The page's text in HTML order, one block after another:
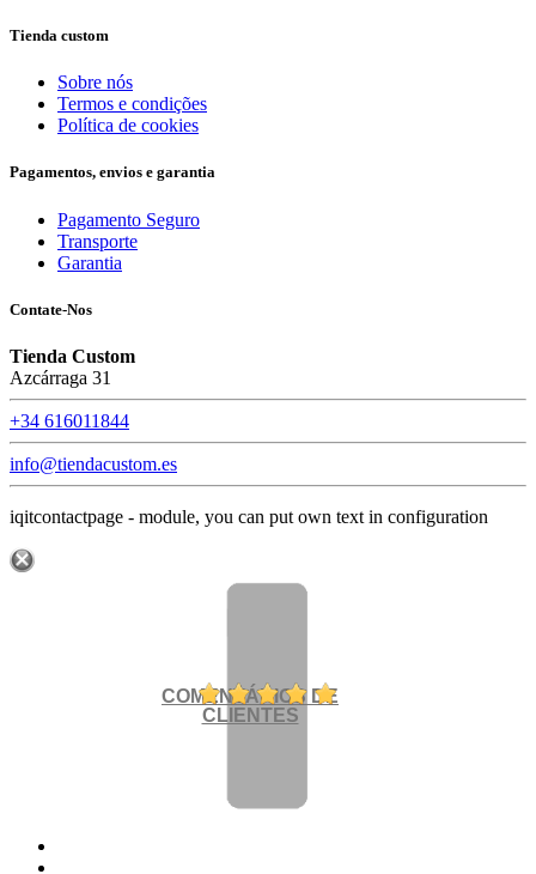
Tienda custom
Sobre nós
Termos e condições
Política de cookies
Pagamentos, envios e garantia
Pagamento Seguro
Transporte
Garantia
Contate-Nos
Tienda Custom
Azcárraga 31
+34 616011844
info@tiendacustom.es
iqitcontactpage - module, you can put own text in configuration
COMENTÁRIOS DE
CLIENTES